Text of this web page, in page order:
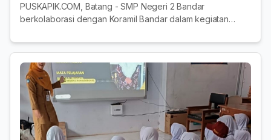
PUSKAPIK.COM, Batang - SMP Negeri 2 Bandar
berkolaborasi dengan Koramil Bandar dalam kegiatan
mengetengahkan materi wawasan kebangsaan. Tidak